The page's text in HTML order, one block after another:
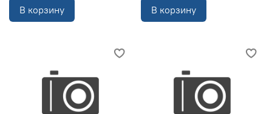
В корзину В корзину